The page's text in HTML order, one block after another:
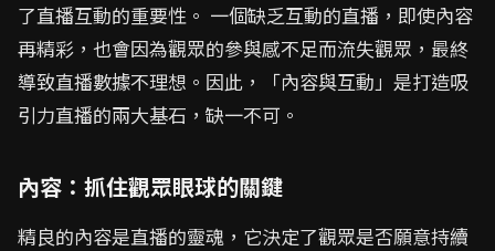
了直播互動的重要性。 一個缺乏互動的直播，即使內容
再精彩，也會因為觀眾的參與感不足而流失觀眾，最終
導致直播數據不理想。因此，「內容與互動」是打造吸
引力直播的兩大基石，缺一不可。
內容：抓住觀眾眼球的關鍵
精良的內容是直播的靈魂，它決定了觀眾是否願意持續